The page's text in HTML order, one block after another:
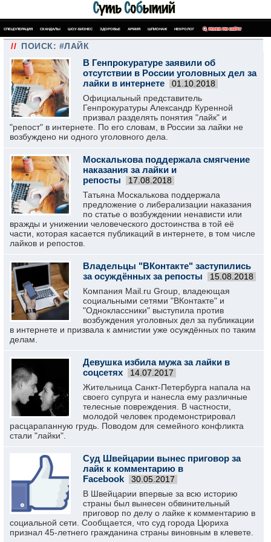
СПЕЦОПЕРАЦИЯ СКАНДАЛЫ ШОУ-БИЗНЕС ЗДОРОВЬЕ АРМИЯ ШПИОНАЖ НЕКРОЛОГ ПОИСК ПО САЙТУ
// ПОИСК: #ЛАЙК
В Генпрокуратуре заявили об
отсутствии в России уголовных дел за
лайки в интернете
01.10.2018
Официальный представитель
Генпрокуратуры Александр Куренной
призвал разделять понятия "лайк" и
"репост" в интернете. По его словам, в России за лайки не
возбуждено ни одного уголовного дела.
Москалькова поддержала смягчение
наказания за лайки и
репосты
17.08.2018
Татьяна Москалькова поддержала
предложение о либерализации наказания
по статье о возбуждении ненависти или
вражды и унижении человеческого достоинства в той её
части, которая касается публикаций в интернете, в том числе
лайков и репостов.
Владельцы "ВКонтакте" заступились
за осуждённых за репосты
15.08.2018
Компания Mail.ru Group, владеющая
социальными сетями "ВКонтакте" и
"Одноклассники" выступила против
возбуждения уголовных дел за публикации
в интернете и призвала к амнистии уже осуждённых по таким
делам.
Девушка избила мужа за лайки в
соцсетях
14.07.2017
Жительница Санкт-Петербурга напала на
своего супруга и нанесла ему различные
телесные повреждения. В частности,
молодой человек продемонстрировал
расцарапанную грудь. Поводом для семейного конфликта
стали "лайки".
Суд Швейцарии вынес приговор за
лайк к комментарию в
Facebook
30.05.2017
В Швейцарии впервые за всю историю
страны был вынесен обвинительный
приговор по делу о лайке к комментарию в
социальной сети. Сообщается, что суд города Цюриха
признал 45-летнего гражданина страны виновным в клевете.